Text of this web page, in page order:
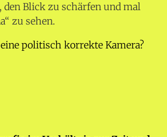
den Blick zu schärfen und mal
zu sehen.
politisch korrekte Kamera?